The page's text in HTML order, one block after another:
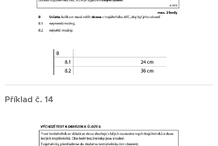
Příklad č. 14